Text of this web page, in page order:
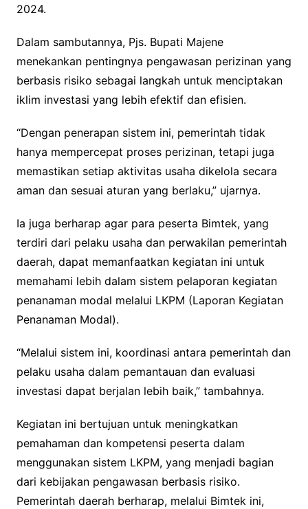
2024.
Dalam sambutannya, Pjs. Bupati Majene
menekankan pentingnya pengawasan perizinan yang
berbasis risiko sebagai langkah untuk menciptakan
iklim investasi yang lebih efektif dan efisien.
“Dengan penerapan sistem ini, pemerintah tidak
hanya mempercepat proses perizinan, tetapi juga
memastikan setiap aktivitas usaha dikelola secara
aman dan sesuai aturan yang berlaku,” ujarnya.
Ia juga berharap agar para peserta Bimtek, yang
terdiri dari pelaku usaha dan perwakilan pemerintah
daerah, dapat memanfaatkan kegiatan ini untuk
memahami lebih dalam sistem pelaporan kegiatan
penanaman modal melalui LKPM (Laporan Kegiatan
Penanaman Modal).
“Melalui sistem ini, koordinasi antara pemerintah dan
pelaku usaha dalam pemantauan dan evaluasi
investasi dapat berjalan lebih baik,” tambahnya.
Kegiatan ini bertujuan untuk meningkatkan
pemahaman dan kompetensi peserta dalam
menggunakan sistem LKPM, yang menjadi bagian
dari kebijakan pengawasan berbasis risiko.
Pemerintah daerah berharap, melalui Bimtek ini,